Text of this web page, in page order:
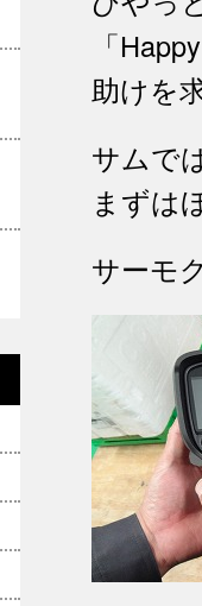
「
助けを
サムで
まずは
サーモ